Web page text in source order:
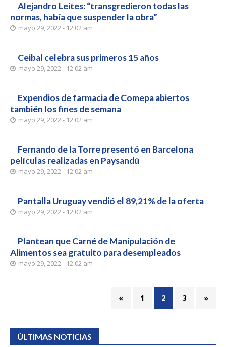
Alejandro Leites: “transgredieron todas las
normas, había que suspender la obra”
mayo 29, 2022 - 12:02 am
Ceibal celebra sus primeros 15 años
mayo 29, 2022 - 12:02 am
Expendios de farmacia de Comepa abiertos
también los fines de semana
mayo 29, 2022 - 12:02 am
Fernando de la Torre presentó en Barcelona
películas realizadas en Paysandú
mayo 29, 2022 - 12:02 am
Pantalla Uruguay vendió el 89,21% de la oferta
mayo 29, 2022 - 12:02 am
Plantean que Carné de Manipulación de
Alimentos sea gratuito para desempleados
mayo 29, 2022 - 12:02 am
« 1 2 3 »
ÚLTIMAS NOTICIAS